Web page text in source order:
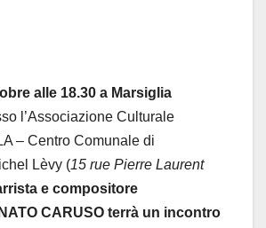
alle 18.30 a Marsiglia
l’Associazione Culturale
– Centro Comunale di
Lèvy (15 rue Pierre Laurent
e compositore
CARUSO terrà un incontro